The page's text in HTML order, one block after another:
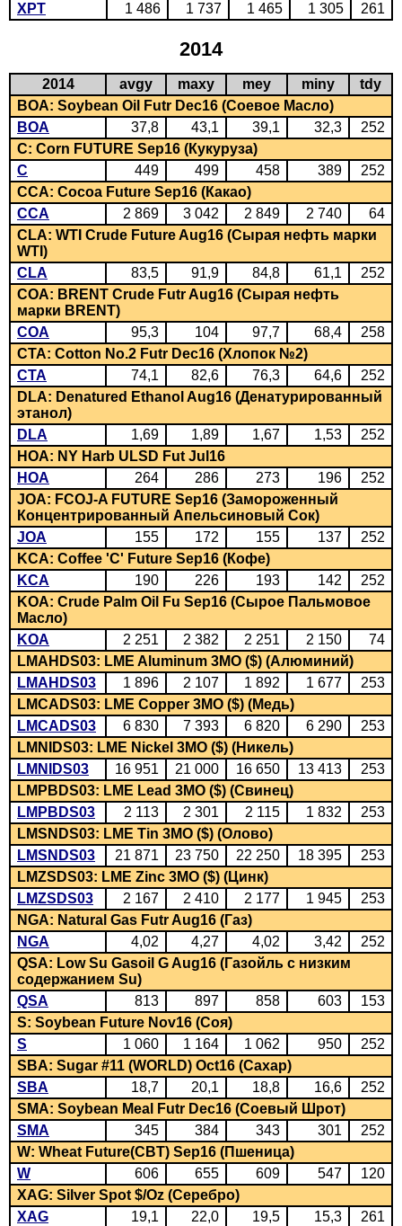
XPT
1 486 1 737 1 465 1 305 261
2014
2014 avgy maxy mey miny
tdy
BOA: Soybean Oil Futr Dec16 (Соевое Масло)
BOA
37,8 43,1 39,1 32,3
252
C: Corn FUTURE Sep16 (Кукуруза)
C
449 499 458 389
252
CCA: Cocoa Future Sep16 (Какао)
CCA
2 869 3 042 2 849 2 740
64
CLA: WTI Crude Future Aug16 (Сырая нефть марки
WTI)
CLA
83,5 91,9 84,8 61,1
252
COA: BRENT Crude Futr Aug16 (Сырая нефть
марки BRENT)
COA
95,3 104 97,7 68,4
258
CTA: Cotton No.2 Futr Dec16 (Хлопок №2)
CTA
74,1 82,6 76,3 64,6
252
DLA: Denatured Ethanol Aug16 (Денатурированный
этанол)
DLA
1,69 1,89 1,67 1,53
252
HOA: NY Harb ULSD Fut Jul16
HOA
264 286 273 196
252
JOA: FCOJ-A FUTURE Sep16 (Замороженный
Концентрированный Апельсиновый Сок)
JOA
155 172 155 137
252
KCA: Coffee 'C' Future Sep16 (Кофе)
KCA
190 226 193 142
252
KOA: Crude Palm Oil Fu Sep16 (Сырое Пальмовое
Масло)
KOA
2 251 2 382 2 251 2 150
74
LMAHDS03: LME Aluminum 3MO ($) (Алюминий)
LMAHDS03
1 896 2 107 1 892 1 677
253
LMCADS03: LME Copper 3MO ($) (Медь)
LMCADS03
6 830 7 393 6 820 6 290
253
LMNIDS03: LME Nickel 3MO ($) (Никель)
LMNIDS03
16 951 21 000 16 650 13 413
253
LMPBDS03: LME Lead 3MO ($) (Свинец)
LMPBDS03
2 113 2 301 2 115 1 832
253
LMSNDS03: LME Tin 3MO ($) (Олово)
LMSNDS03
21 871 23 750 22 250 18 395
253
LMZSDS03: LME Zinc 3MO ($) (Цинк)
LMZSDS03
2 167 2 410 2 177 1 945
253
NGA: Natural Gas Futr Aug16 (Газ)
NGA
4,02 4,27 4,02 3,42
252
QSA: Low Su Gasoil G Aug16 (Газойль с низким
содержанием Su)
QSA
813 897 858 603
153
S: Soybean Future Nov16 (Соя)
S
1 060 1 164 1 062 950
252
SBA: Sugar #11 (WORLD) Oct16 (Сахар)
SBA
18,7 20,1 18,8 16,6
252
SMA: Soybean Meal Futr Dec16 (Соевый Шрот)
SMA
345 384 343 301
252
W: Wheat Future(CBT) Sep16 (Пшеница)
W
606 655 609 547
120
XAG: Silver Spot $/Oz (Серебро)
XAG
19,1 22,0 19,5 15,3 261